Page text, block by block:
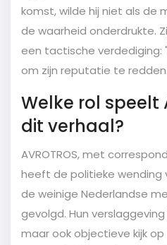
komst, wilde hij niet als de
de waarheid onderdrukte.
een tactische verdediging:
om zijn reputatie te redden.
Welke rol speelt
dit verhaal?
AVROTROS, met
heeft de politieke wending
de weinige Nederlandse
gevolgd. Hun
maar ook objectieve kijk